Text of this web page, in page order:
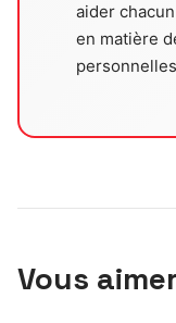
aider
en matière
Vous